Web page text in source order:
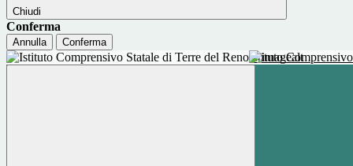
Chiudi
Conferma
Annulla Conferma
Istituto